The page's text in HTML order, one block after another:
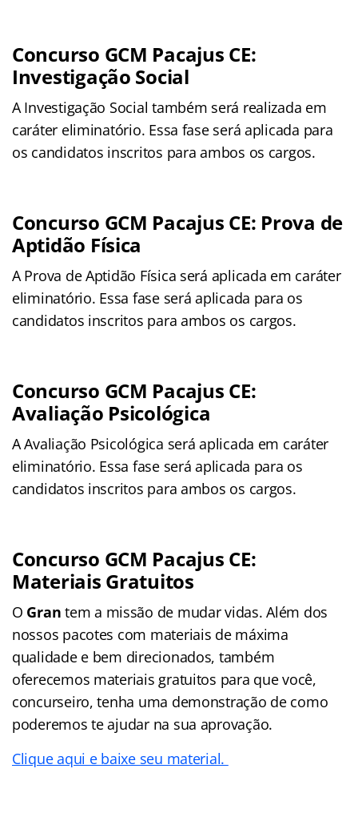
Concurso GCM Pacajus CE:
Investigação Social
A Investigação Social também será realizada em
caráter eliminatório. Essa fase será aplicada para
os candidatos inscritos para ambos os cargos.
Concurso GCM Pacajus CE: Prova de
Aptidão Física
A Prova de Aptidão Física será aplicada em caráter
eliminatório. Essa fase será aplicada para os
candidatos inscritos para ambos os cargos.
Concurso GCM Pacajus CE:
Avaliação Psicológica
A Avaliação Psicológica será aplicada em caráter
eliminatório. Essa fase será aplicada para os
candidatos inscritos para ambos os cargos.
Concurso GCM Pacajus CE:
Materiais Gratuitos
O Grantem a missão de mudar vidas. Além dos
nossos pacotes com materiais de máxima
qualidade e bem direcionados, também
oferecemos materiais gratuitos para que você,
concurseiro, tenha uma demonstração de como
poderemos te ajudar na sua aprovação.
Clique aqui e baixe seu material.